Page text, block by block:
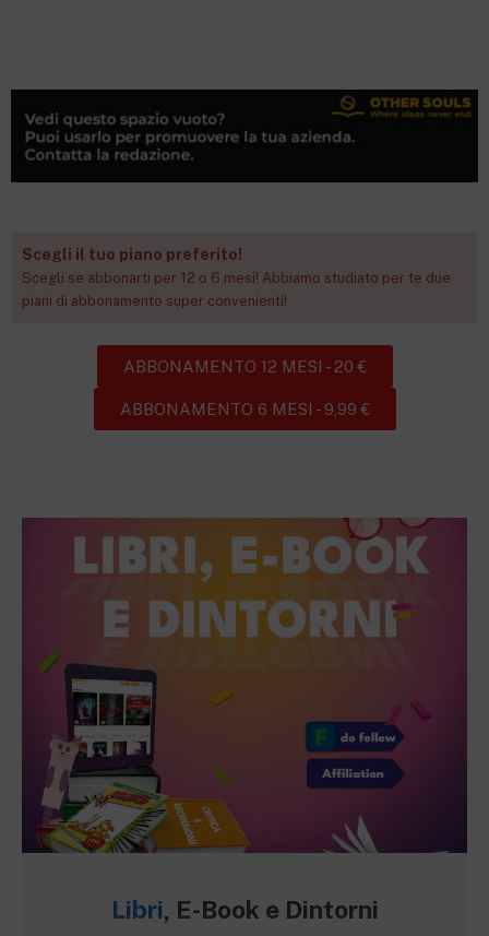
Scegli il tuo piano preferito!
Scegli se abbonarti per 12 o 6 mesi! Abbiamo studiato per te due
piani di abbonamento super convenienti!
ABBONAMENTO 12 MESI - 20 €
ABBONAMENTO 6 MESI - 9,99 €
Libri, E-Book e Dintorni